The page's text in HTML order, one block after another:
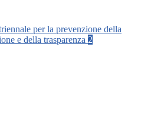
per la prevenzione della
e della trasparenza 2